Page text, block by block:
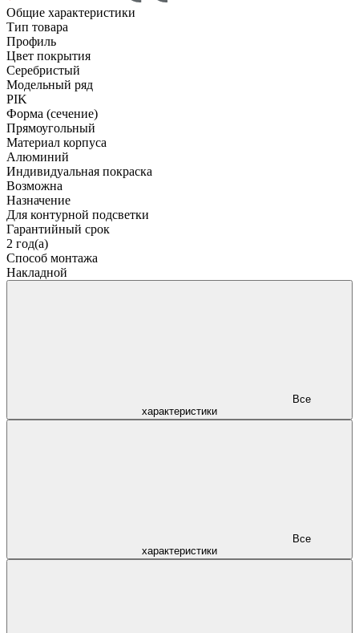
Общие характеристики
Тип товара
Профиль
Цвет покрытия
Серебристый
Модельный ряд
PIK
Форма (сечение)
Прямоугольный
Материал корпуса
Алюминий
Индивидуальная покраска
Возможна
Назначение
Для контурной подсветки
Гарантийный срок
2 год(а)
Способ монтажа
Накладной
характеристики
характеристики